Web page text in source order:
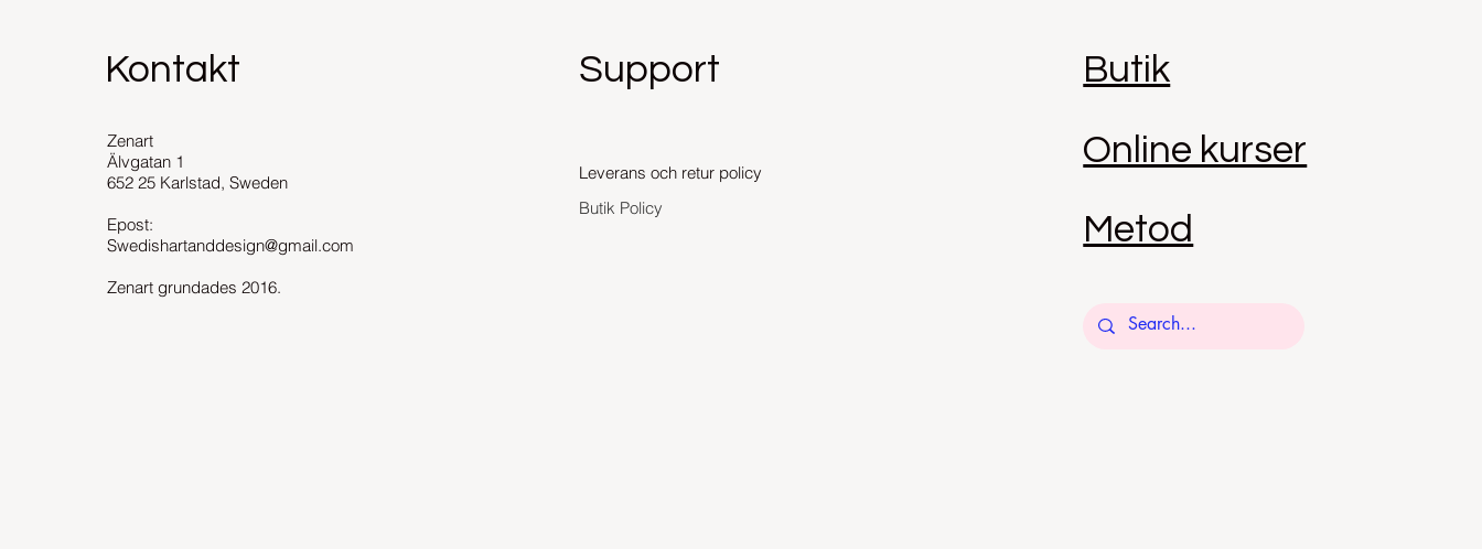
Kontakt
Zenart
Älvgatan 1
652 25 Karlstad, Sweden
Epost:
Swedishartanddesign@gmail.com
Zenart grundades 2016.
Support
Leverans och retur policy
Butik Policy
Butik
Online kurser
Metod